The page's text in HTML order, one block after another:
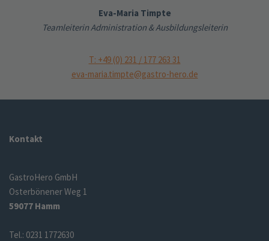
Eva-Maria Timpte
Teamleiterin Administration & Ausbildungsleiterin
T: +49 (0) 231 / 177 263 31
eva-maria.timpte@gastro-hero.de
Kontakt
GastroHero GmbH
Osterbönener Weg 1
59077 Hamm
Tel.: 0231 1772630